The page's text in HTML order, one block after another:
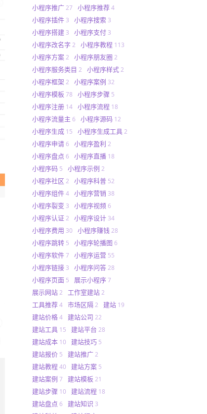
小程序推广 27 小程序推荐 4
小程序插件 3 小程序搜索 3
小程序搭建 3 小程序支付 3
小程序改名字 2 小程序教程 113
小程序方案 2 小程序朋友圈 2
小程序服务类目 2 小程序样式 2
小程序框架 2 小程序案例 32
小程序模板 78 小程序步骤 5
小程序注册 14 小程序流程 18
小程序流量主 6 小程序源码 12
小程序生成 15 小程序生成工具 2
小程序申请 6 小程序盈利 2
小程序盘点 6 小程序直播 18
小程序码 5 小程序示例 2
小程序社区 2 小程序科普 52
小程序组件 4 小程序营销 38
小程序裂变 3 小程序视频 6
小程序认证 2 小程序设计 34
小程序费用 30 小程序赚钱 28
小程序跳转 5 小程序轮播图 6
小程序软件 7 小程序运营 55
小程序链接 3 小程序问答 28
小程序页面 5 展示小程序 7
展示网站 2 工作室建站 2
工具推荐 4 市场区隔 2 建站 19
建站价格 4 建站公司 22
建站工具 15 建站平台 28
建站成本 10 建站技巧 5
建站报价 5 建站推广 2
建站教程 40 建站方案 5
建站案例 7 建站模板 21
建站步骤 10 建站流程 18
建站盘点 6 建站知识 3